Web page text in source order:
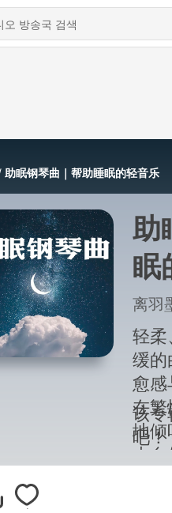
助眠钢琴曲｜帮助睡眠的轻音乐
助
眠
离羽
轻柔
缓的
愈感
在繁
地倾
大
白
该专
吧！